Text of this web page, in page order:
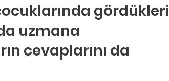
gördükleri
uzmana
cevaplarını da